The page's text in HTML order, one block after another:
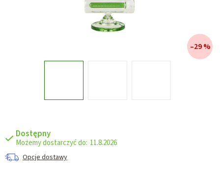
Dostępny
11.8.2026
Opcje dostawy
–29 %